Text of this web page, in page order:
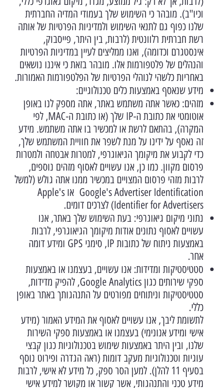
וכיו"ב). מובהר כי השימוש שלך בעמודי המדיה החברתית
שלנו כפוף גם לתנאי השימוש ולמדיניות הפרטיות של אותה
רשת חברתית רלוונטית (לרבות, בין היתר, פייסבוק,
אינסטגרם וכדומה), ואנו ממליצים לעיין במדיניות הפרטיות
והנהלים של פלטפורמות אלו. מובהר בזאת כי איננו נושאים
באחריות כלשהי לנוהלי הפרטיות של הפלטפורמות האמורות.
מידע שנאסף באמצעות כלים טכנולוגיים:
מזהים: כאשר אתה משתמש באתר, אתה מספק לנו באופן
אוטומטי את כתובת ה-IP שלך (או כתובת ה-MAC, לפי
המקרה), בהתאם לרשת או למכשיר בו אתה משתמש. מידע
זה נאסף על ידינו על מנת לשפר את חוויית המשתמש שלך,
כדי לקבוע את מיקומך הגיאוגרפי, למטרות אבטחה ולמטרות
פרסום מקוון. כמו כן, אנו עשויים לאסוף מזהים נוספים,
לרבות מזהי פרסום המצויים במכשיר ממנו אתה גולש (למשל
Google's Advertiser Identification או Apple's
Identifier for Advertisers) לצרכים דומים.
נתוני מיקום גיאוגרפי: בעת השימוש שלך באתר, אנו
עשויים לאסוף נתונים אודות מיקומך הגיאוגרפי, לרבות
באמצעות ניתוח של כתובות IP, סימני GPS ומידע דומה
אחר.
סטטיסטיקות ומדידות: אנו עשויים, בעצמנו או באמצעות
ספקי שירותים כגון Google Analytics, להפיק מדידות,
סטטיסטיקות וניתוחים מפורטים על התנהגותך באתר באופן
כללי.
לתשומת ליבך, אנו עשויים לאסוף את המידע האמור (מידע
אישי ומידע אנונימי) בעצמנו או באמצעות ספקי השירות
שלנו, ובין היתר באמצעות שימוש בטכנולוגיות כגון קבצי
עוגיות וטכנולוגיות מעקב דומות (ראה הגדרה ופירוט נוסף
בסעיף 11 להלן). למען הסר ספק, כל מידע לא אישי, לרבות
מידע טכני והתנהגותי, אשר קשור או מקושר למידע אישי